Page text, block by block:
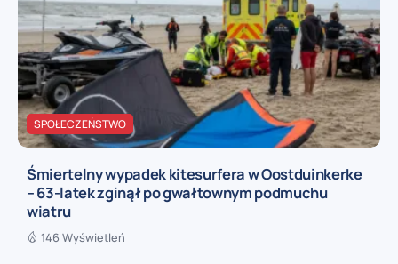
SPOŁECZEŃSTWO
Śmiertelny wypadek kitesurfera w Oostduinkerke
– 63-latek zginął po gwałtownym podmuchu
wiatru
146 Wyświetleń